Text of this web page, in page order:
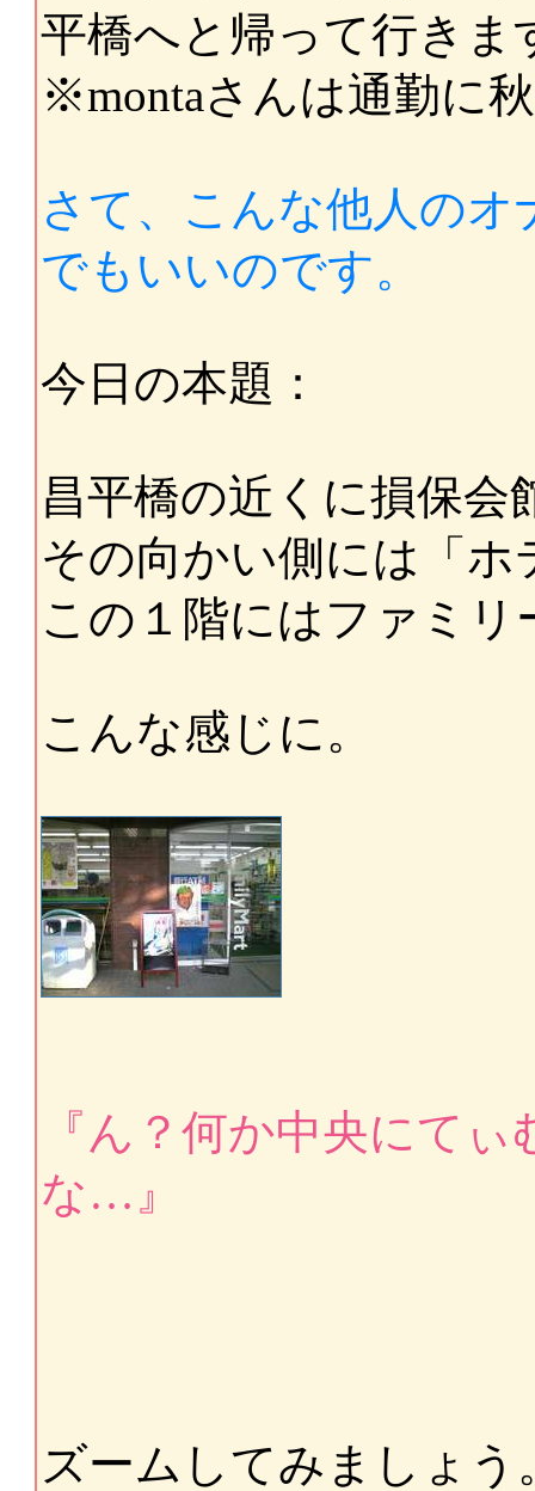
平橋へと帰って行きま
※montaさんは通勤に
さて、こんな他人の
でもいいのです。
今日の本題：
昌平橋の近くに損保
その向かい側には「
この１階にはファミ
こんな感じに。
『ん？何か中央にて
な…』
ズームしてみましょう